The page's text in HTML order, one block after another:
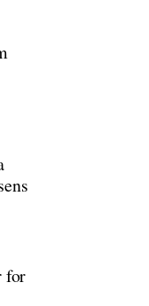
for